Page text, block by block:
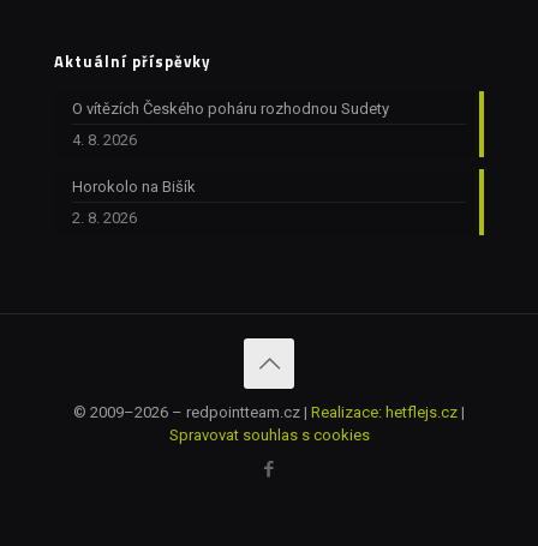
Aktuální příspěvky
O vítězích Českého poháru rozhodnou Sudety
4. 8. 2026
Horokolo na Bišík
2. 8. 2026
© 2009–2026 – redpointteam.cz | Realizace: hetflejs.cz |
Spravovat souhlas s cookies